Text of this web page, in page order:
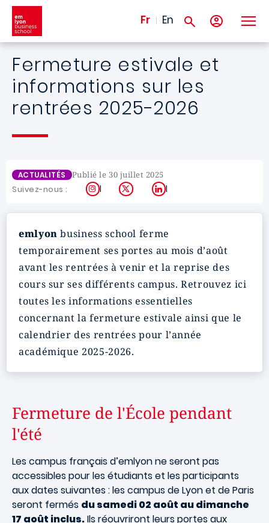
Aller au contenu principal
Fr En
Fermeture estivale et
informations sur les
rentrées 2025-2026
ACTUALITÉS Publié le 30 juillet 2025
Suivez-nous : Instagram
X LinkedIn
emlyonbusiness school ferme
temporairement ses portes au mois d’août
avant les rentrées à venir et la reprise des
cours sur ses différents campus. Retrouvez ici
toutes les informations essentielles
concernant la fermeture estivale ainsi que le
calendrier des rentrées pour l’année
académique 2025-2026.
Fermeture de l'École pendant
l'été
Les campus français d’emlyon ne seront pas
accessibles pour les étudiants et les participants
aux dates suivantes : les campus de Lyon et de Paris
seront fermés du samedi 02 août au dimanche
17 août inclus.Ils réouvriront leurs portes aux